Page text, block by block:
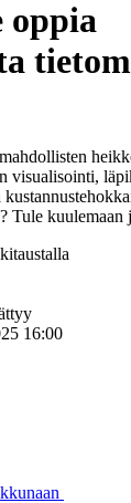
oppia
visualisointi,
Tule kuulemaan
16:00